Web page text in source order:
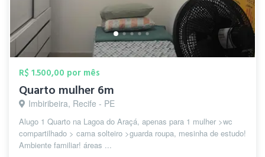
R$ 1.500,00 por mês
Quarto mulher 6m
Imbiribeira, Recife - PE
Alugo 1 Quarto na Lagoa do Araçá, apenas para 1 mulher >wc
compartilhado > cama solteiro >guarda roupa, mesinha de estudo!
Ambiente familiar! áreas ...